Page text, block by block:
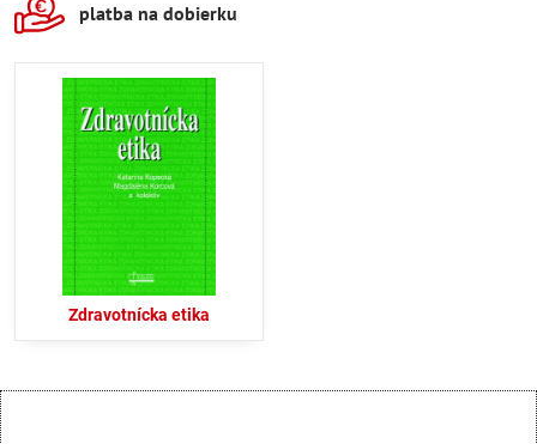
platba na dobierku
Zdravotnícka etika